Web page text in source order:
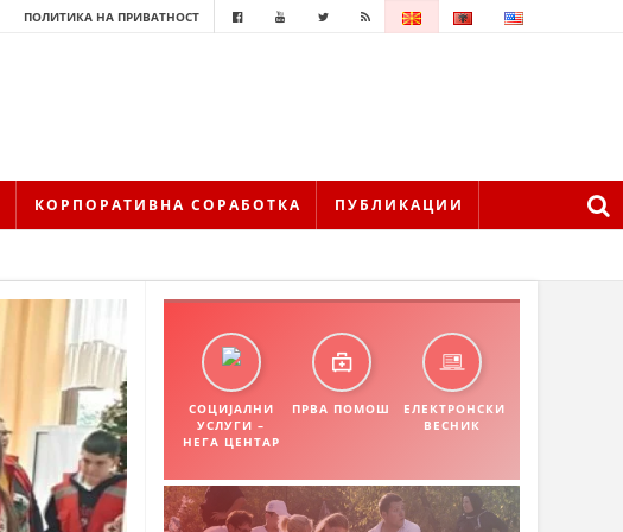
ПОЛИТИКА НА ПРИВАТНОСТ
КОРПОРАТИВНА СОРАБОТКА ПУБЛИКАЦИИ
СОЦИЈАЛНИ
УСЛУГИ –
НЕГА ЦЕНТАР
ПРВА ПОМОШ
ЕЛЕКТРОНСКИ
ВЕСНИК